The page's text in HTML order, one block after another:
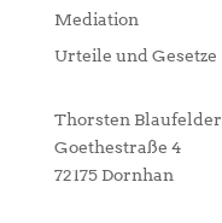
Mediation
Urteile und Gesetze
Thorsten Blaufelder
Goethestraße 4
72175 Dornhan